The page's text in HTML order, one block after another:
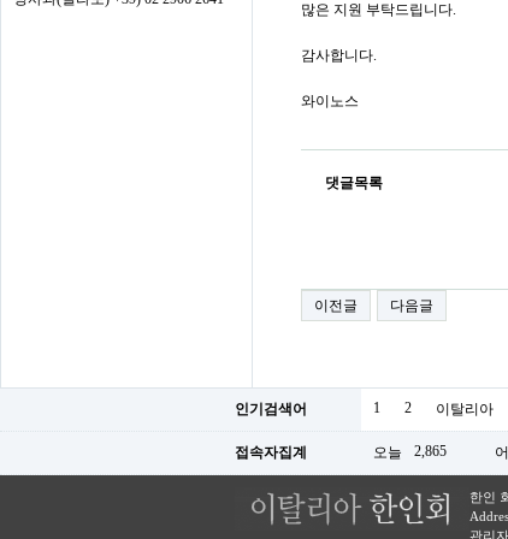
많은 지원 부탁드립니다.
감사합니다.
와이노스
댓글목록
이전글 다음글
인기검색어 1 2 이탈리아
접속자집계 오늘 2,865
한인
관리